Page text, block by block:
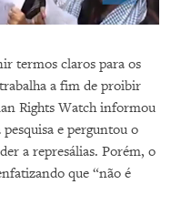
termos claros para os
a fim de proibir
Rights Watch informou
e perguntou o
a represálias. Porém, o
que “não é